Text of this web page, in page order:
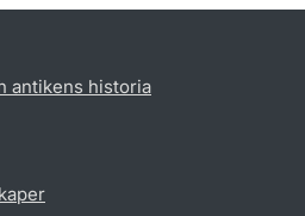
antikens historia